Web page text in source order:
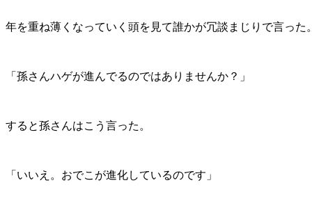
年を重ね薄くなっていく頭を見て誰かが冗談まじりで言った。
「孫さんハゲが進んでるのではありませんか？」
すると孫さんはこう言った。
「いいえ。おでこが進化しているのです」